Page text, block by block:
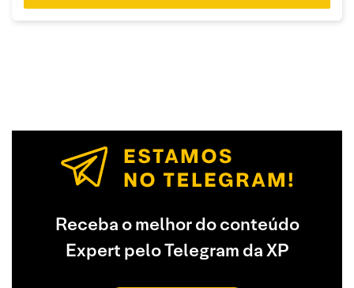
Receba o melhor do conteúdo
Expert pelo Telegram da XP